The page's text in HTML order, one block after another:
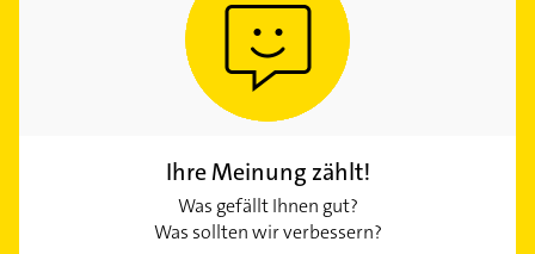
Ihre Meinung zählt!
Was gefällt Ihnen gut?
Was sollten wir verbessern?